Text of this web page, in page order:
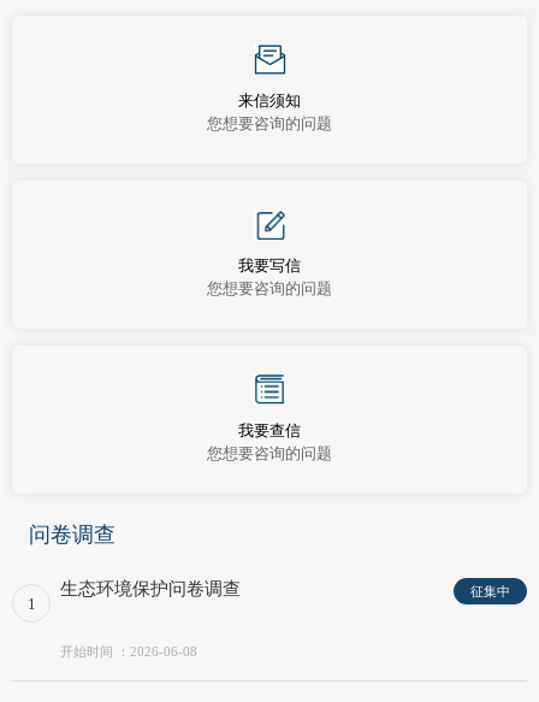
来信须知
您想要咨询的问题
我要写信
您想要咨询的问题
我要查信
您想要咨询的问题
问卷调查
1
生态环境保护问卷调查 征集中
开始时间 ：2026-06-08